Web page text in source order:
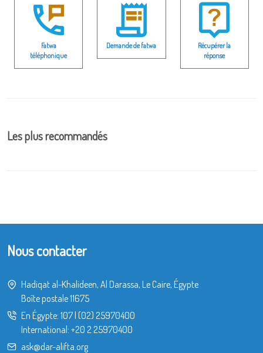
Fatwa
téléphonique
Demande de fatwa
Récupérer la
réponse
Les plus recommandés
Nous contacter
Hadiqat al-Khalideen, Al Darassa, Le Caire, Égypte
Boîte postale 11675
En Égypte: 107| (02) 25970400
International: +20 2 25970400
ask@dar-alifta.org